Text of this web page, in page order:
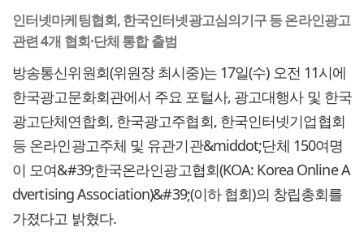
인터넷마케팅협회, 한국인터넷광고심의기구 등 온라인광고
관련 4개 협회·단체 통합 출범
방송통신위원회(위원장 최시중)는 17일(수) 오전 11시에
한국광고문화회관에서 주요 포털사, 광고대행사 및 한국
광고단체연합회, 한국광고주협회, 한국인터넷기업협회
등 온라인광고주체 및 유관기관&middot;단체 150여명
이 모여&#39;한국온라인광고협회(KOA: Korea Online A
dvertising Association)&#39;(이하 협회)의 창립총회를
가졌다고 밝혔다.